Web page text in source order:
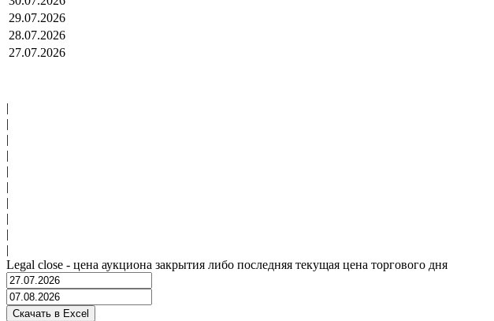
29.07.2026
28.07.2026
27.07.2026
|
|
|
|
|
|
|
|
|
|
Legal close - цена аукциона закрытия либо последняя текущая цена торгового дня